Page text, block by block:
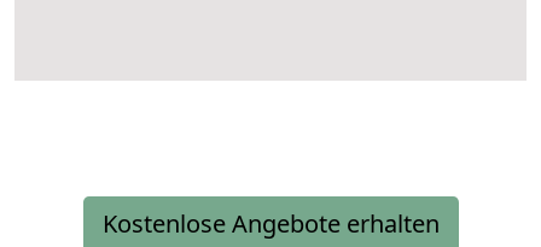
Kostenlose Angebote erhalten